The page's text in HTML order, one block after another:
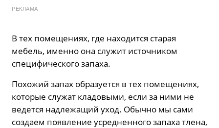
РЕКЛАМА
В тех помещениях, где находится старая
мебель, именно она служит источником
специфического запаха.
Похожий запах образуется в тех помещениях,
которые служат кладовыми, если за ними не
ведется надлежащий уход. Обычно мы сами
создаем появление усредненного запаха тлена,